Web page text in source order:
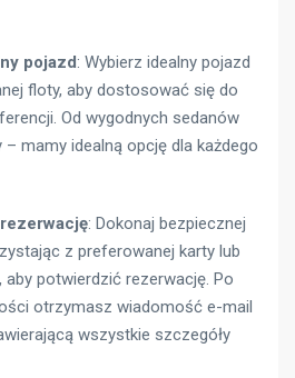
pojazd: Wybierz idealny pojazd
floty, aby dostosować się do
Od wygodnych sedanów
mamy idealną opcję dla każdego
: Dokonaj bezpiecznej
z preferowanej karty lub
potwierdzić rezerwację. Po
otrzymasz wiadomość e-mail
wszystkie szczegóły